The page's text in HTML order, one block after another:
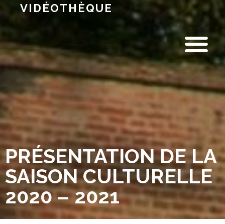
VIDÉOTHÈQUE
PRÉSENTATION DE LA
SAISON CULTURELLE
2020 – 2021